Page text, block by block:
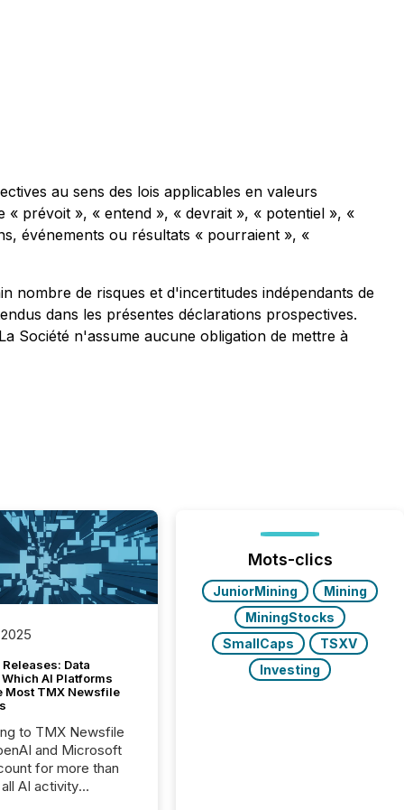
au sens des lois applicables en valeurs
prévoit », « entend », « devrait », « potentiel », «
événements ou résultats « pourraient », «
nombre de risques et d'incertitudes indépendants de
dans les présentes déclarations prospectives.
Société n'assume aucune obligation de mettre à
Data
AI Platforms
Most TMX Newsfile
to TMX Newsfile
and Microsoft
for more than
AI activity
Mots-clics
JuniorMining
Mining
MiningStocks
SmallCaps
TSXV
Investing